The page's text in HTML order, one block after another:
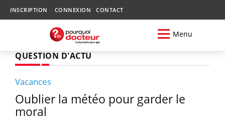
INSCRIPTION CONNEXION CONTACT
Menu
QUESTION D'ACTU
Vacances
Oublier la météo pour garder le
moral